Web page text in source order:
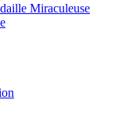
Miraculeuse